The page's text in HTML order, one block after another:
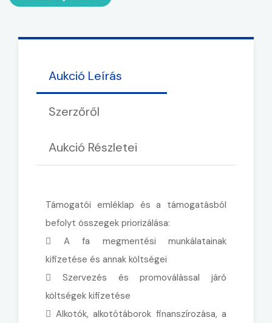
Aukció Leírás
Szerzőről
Aukció Részletei
Támogatói emléklap és a támogatásból
befolyt összegek priorizálása:
 A fa megmentési munkálatainak
kifizetése és annak költségei
 Szervezés és promoválással járó
költségek kifizetése
 Alkotók, alkotótáborok finanszírozása, a